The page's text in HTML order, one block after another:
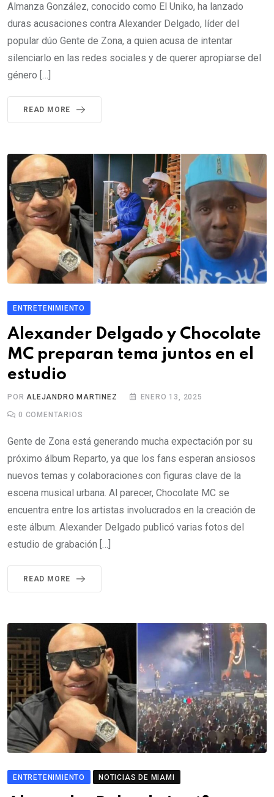
Almanza González, conocido como El Uniko, ha lanzado
duras acusaciones contra Alexander Delgado, líder del
popular dúo Gente de Zona, a quien acusa de intentar
silenciarlo en las redes sociales y de querer apropiarse del
género […]
READ MORE
ENTRETENIMIENTO
Alexander Delgado y Chocolate
MC preparan tema juntos en el
estudio
PORALEJANDRO MARTINEZ ENERO 13, 2025
0 COMENTARIOS
Gente de Zona está generando mucha expectación por su
próximo álbum Reparto, ya que los fans esperan ansiosos
nuevos temas y colaboraciones con figuras clave de la
escena musical urbana. Al parecer, Chocolate MC se
encuentra entre los artistas involucrados en la creación de
este álbum. Alexander Delgado publicó varias fotos del
estudio de grabación […]
READ MORE
ENTRETENIMIENTO NOTICIAS DE MIAMI